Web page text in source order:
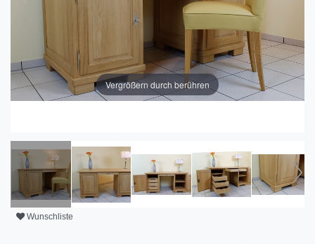
Vergrößern durch berühren
Wunschliste